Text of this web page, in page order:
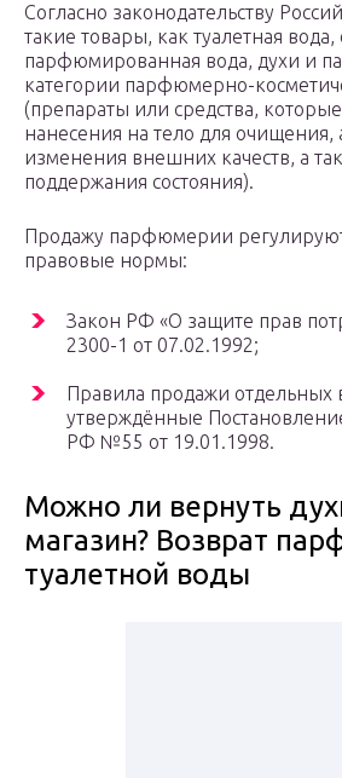
Согласно законодательству
такие товары, как туалетная
парфюмированная вода, духи и
категории парфюмерно-
(препараты или средства,
нанесения на тело для очищения,
изменения внешних качеств, а
поддержания состояния).
Продажу парфюмерии
правовые нормы:
Закон РФ «О защите прав
2300-1 от 07.02.1992;
Правила продажи отдельных
утверждённые
РФ №55 от 19.01.1998.
Можно ли вернуть
магазин? Возврат
туалетной воды